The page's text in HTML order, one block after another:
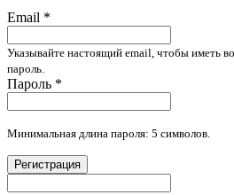
Email *
Указывайте настоящий email, чтобы иметь
пароль.
Пароль *
Минимальная длина пароля: 5 символов.
Регистрация